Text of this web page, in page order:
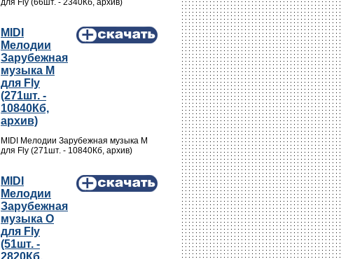
для Fly (66шт. - 2340Кб, архив)
MIDI
Мелодии
Зарубежная
музыка M
для Fly
(271шт. -
10840Кб,
архив)
MIDI Мелодии Зарубежная музыка M
для Fly (271шт. - 10840Кб, архив)
MIDI
Мелодии
Зарубежная
музыка O
для Fly
(51шт. -
2820Кб,